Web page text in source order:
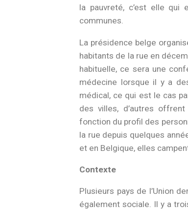
la pauvreté, c’est elle qui
communes.
La présidence belge
habitants de la rue en
habituelle, ce sera une
médecine lorsque il y a
médical, ce qui est le cas
des villes, d’autres
fonction du profil des
la rue depuis quelques
et en Belgique, elles
Contexte
Plusieurs pays de l’Union
également sociale. Il y a